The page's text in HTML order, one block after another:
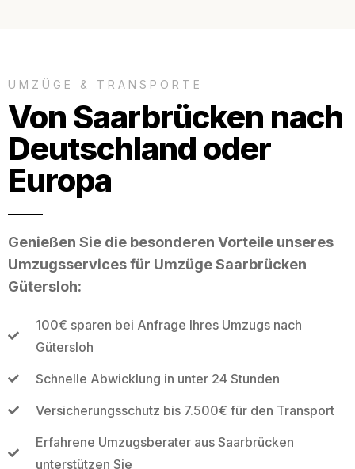
UMZÜGE & TRANSPORTE
Von Saarbrücken nach
Deutschland oder
Europa
Genießen Sie die besonderen Vorteile unseres
Umzugsservices für Umzüge Saarbrücken
Gütersloh:
100€ sparen bei Anfrage Ihres Umzugs nach
Gütersloh
Schnelle Abwicklung in unter 24 Stunden
Versicherungsschutz bis 7.500€ für den Transport
Erfahrene Umzugsberater aus Saarbrücken
unterstützen Sie